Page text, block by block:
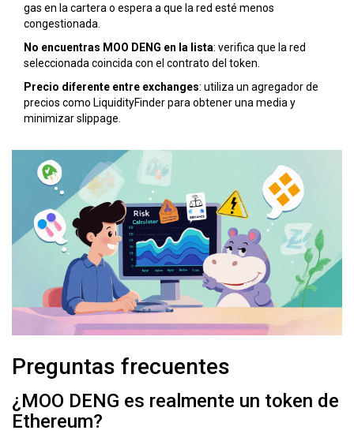
gas en la cartera o espera a que la red esté menos
congestionada.
No encuentras MOO DENG en la lista: verifica que la red
seleccionada coincida con el contrato del token.
Precio diferente entre exchanges: utiliza un agregador de
precios como LiquidityFinderpara obtener una media y
minimizar slippage.
Preguntas frecuentes
¿MOO DENG es realmente un token de
Ethereum?